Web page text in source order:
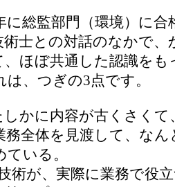
に総監部門（環境）に
術士との対話のなかで、
、ほぼ共通した認識を
、つぎの3点です。
しかに内容が古くさく
務全体を見渡して、な
いる。
術が、実際に業務で役